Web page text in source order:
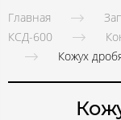
Главная
КСД-600
Кожух